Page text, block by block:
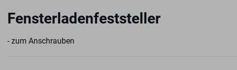
Fensterladenfeststeller
- zum Anschrauben